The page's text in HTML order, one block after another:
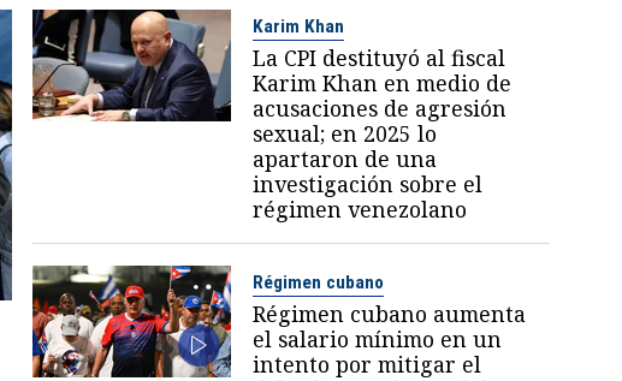
Karim Khan
La CPI destituyó al fiscal
Karim Khan en medio de
acusaciones de agresión
sexual; en 2025 lo
apartaron de una
investigación sobre el
régimen venezolano
Régimen cubano
Régimen cubano aumenta
el salario mínimo en un
intento por mitigar el